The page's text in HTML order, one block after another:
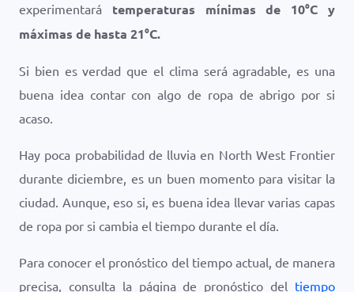
experimentará temperaturas mínimas de 10°C y
máximas de hasta 21°C.
Si bien es verdad que el clima será agradable, es una
buena idea contar con algo de ropa de abrigo por si
acaso.
Hay poca probabilidad de lluvia en North West Frontier
durante diciembre, es un buen momento para visitar la
ciudad. Aunque, eso si, es buena idea llevar varias capas
de ropa por si cambia el tiempo durante el día.
Para conocer el pronóstico del tiempo actual, de manera
precisa, consulta la página de pronóstico del tiempo